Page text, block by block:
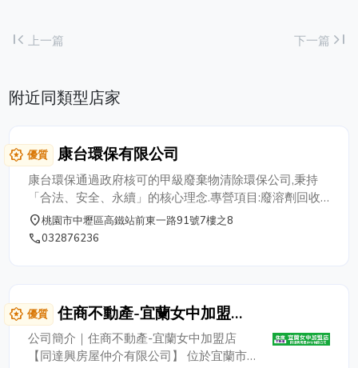
first_page上一篇 下一篇 last_page
附近同類型店家
award_star 優質 康台環保有限公司
康台環保通過政府核可的甲級廢棄物清除環保公司,秉持
「合法、安全、永續」的核心理念.專營項目:廢溶劑回收,
廢液處理,有害事業廢棄物處理,廢酸處理,廢鹼處理,廢油清
除,污泥清運,廢棄物處理,廢溶劑清除公司,環保回收,資源回
省皆有服務!歡迎來電洽詢03-2876236
place桃園市中壢區高鐵站前東一路91號7樓之8
phone032876236
award_star 優質
住商不動產-宜蘭女中加盟店
【同達興房屋仲介有限公司】
公司簡介｜住商不動產-宜蘭女中加盟店
【同達興房屋仲介有限公司】 位於宜蘭市